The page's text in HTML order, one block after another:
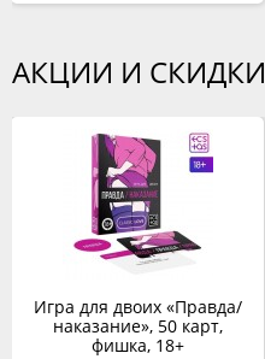
АКЦИИ И СКИДКИ
Игра для двоих «Правда/
наказание», 50 карт,
фишка, 18+